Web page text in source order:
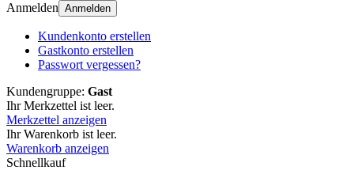
Anmelden Anmelden
Kundenkonto erstellen
Gastkonto erstellen
Passwort vergessen?
Kundengruppe: Gast
Ihr Merkzettel ist leer.
Merkzettel anzeigen
Ihr Warenkorb ist leer.
Warenkorb anzeigen
Schnellkauf